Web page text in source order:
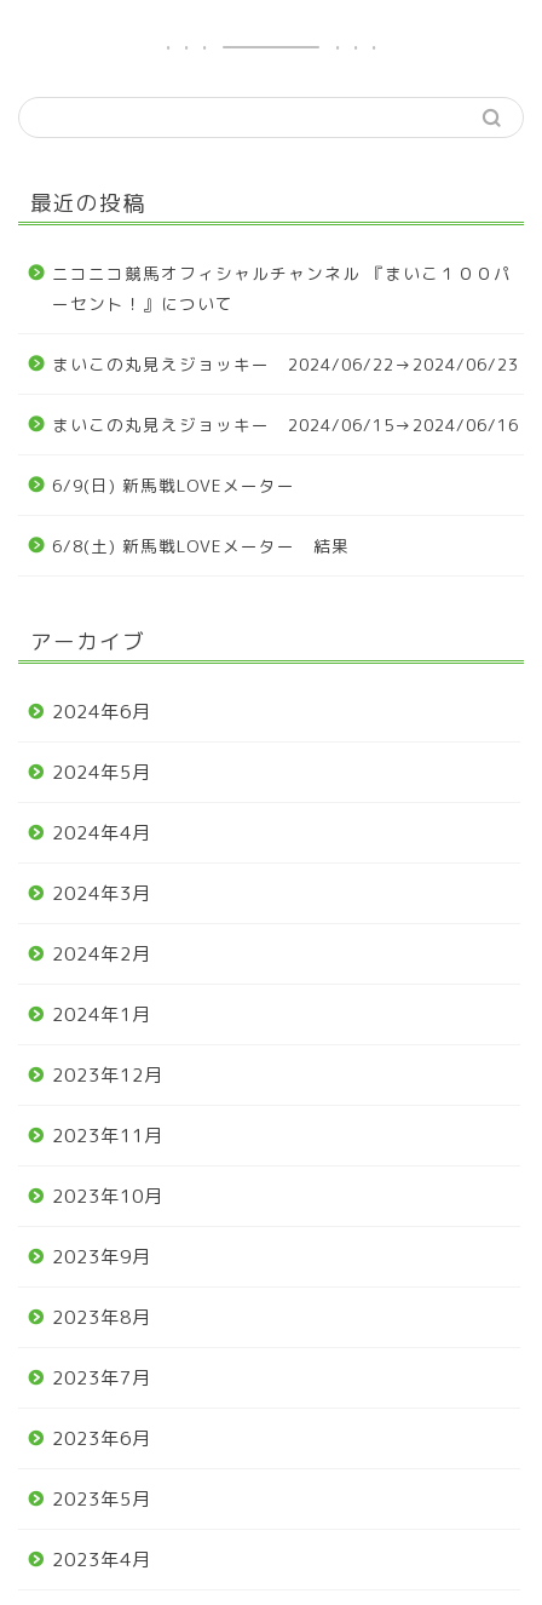
最近の投稿
ニコニコ競馬オフィシャルチャンネル 『まいこ１００パ
ーセント！』について
まいこの丸見えジョッキー 2024/06/22→2024/06/23
まいこの丸見えジョッキー 2024/06/15→2024/06/16
6/9(日) 新馬戦LOVEメーター
6/8(土) 新馬戦LOVEメーター 結果
アーカイブ
2024年6月
2024年5月
2024年4月
2024年3月
2024年2月
2024年1月
2023年12月
2023年11月
2023年10月
2023年9月
2023年8月
2023年7月
2023年6月
2023年5月
2023年4月